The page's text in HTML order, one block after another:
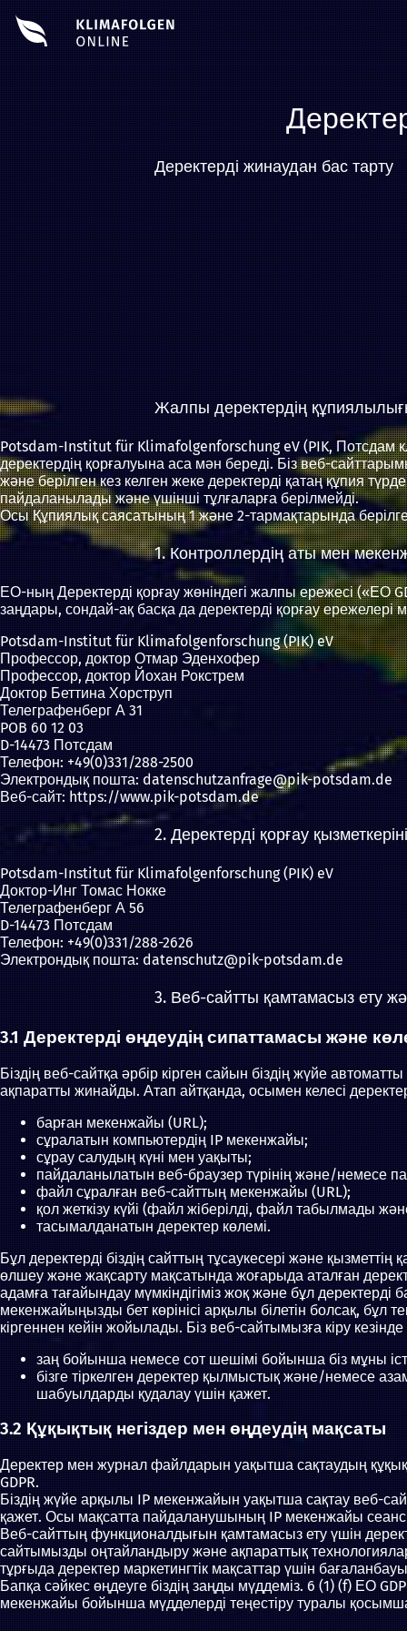
Деректерді жинаудан бас тарту
Жалпы деректердің
Potsdam-Institut für Klimafolgenforschung eV (PIK, Потсдам
деректердің қорғалуына аса мән береді. Біз веб-
және берілген кез келген жеке деректерді қатаң құпия
пайдаланылады және үшінші тұлғаларға берілмейді.
Осы Құпиялық саясатының 1 және 2-тармақтарында
1. Контроллердің аты мен
ЕО-ның Деректерді қорғау жөніндегі жалпы ережесі («ЕО
заңдары, сондай-ақ басқа да деректерді қорғау
Potsdam-Institut für Klimafolgenforschung (PIK) eV
Профессор, доктор Отмар Эденхофер
Профессор, доктор Йохан Рокстрем
Доктор Беттина Хорструп
Телеграфенберг А 31
POB 60 12 03
D-14473 Потсдам
Телефон: +49(0)331/288-2500
Электрондық пошта: datenschutzanfrage@pik-potsdam.de
Веб-сайт: https://www.pik-potsdam.de
2. Деректерді қорғау
Potsdam-Institut für Klimafolgenforschung (PIK) eV
Доктор-Инг Томас Нокке
Телеграфенберг А 56
D-14473 Потсдам
Телефон: +49(0)331/288-2626
Электрондық пошта: datenschutz@pik-potsdam.de
3. Веб-сайтты қамтамасыз ету
3.1 Деректерді өңдеудің сипаттамасы және
Біздің веб-сайтқа әрбір кірген сайын біздің жүйе
ақпаратты жинайды. Атап айтқанда, осымен келесі
барған мекенжайы (URL);
сұралатын компьютердің IP мекенжайы;
сұрау салудың күні мен уақыты;
пайдаланылатын веб-браузер түрінің және/немесе
файл сұралған веб-сайттың мекенжайы (URL);
қол жеткізу күйі (файл жіберілді, файл табылмады
тасымалданатын деректер көлемі.
Бұл деректерді біздің сайттың тұсаукесері және
өлшеу және жақсарту мақсатында жоғарыда аталған
адамға тағайындау мүмкіндігіміз жоқ және бұл деректерді
мекенжайыңызды бет көрінісі арқылы білетін болсақ, бұл
кіргеннен кейін жойылады. Біз веб-сайтымызға кіру
заң бойынша немесе сот шешімі бойынша біз мұны
бізге тіркелген деректер қылмыстық және/немесе
шабуылдарды қудалау үшін қажет.
3.2 Құқықтық негіздер мен өңдеудің мақсаты
Деректер мен журнал файлдарын уақытша сақтаудың
GDPR.
Біздің жүйе арқылы IP мекенжайын уақытша сақтау веб-
қажет. Осы мақсатта пайдаланушының IP мекенжайы сеанс
Веб-сайттың функционалдығын қамтамасыз ету үшін
сайтымызды оңтайландыру және ақпараттық
тұрғыда деректер маркетингтік мақсаттар үшін
Бапқа сәйкес өңдеуге біздің заңды мүддеміз. 6 (1) (f) ЕО
мекенжайы бойынша мүдделерді теңестіру туралы